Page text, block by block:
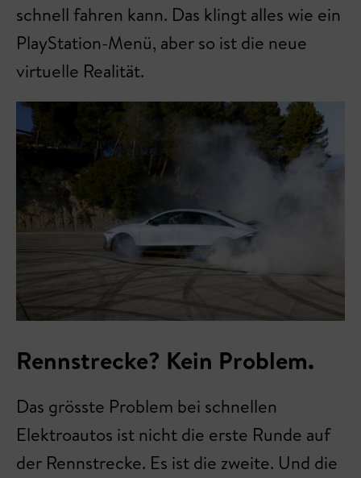
schnell fahren kann. Das klingt alles wie ein
PlayStation-Menü, aber so ist die neue
virtuelle Realität.
Rennstrecke? Kein Problem.
Das grösste Problem bei schnellen
Elektroautos ist nicht die erste Runde auf
der Rennstrecke. Es ist die zweite. Und die